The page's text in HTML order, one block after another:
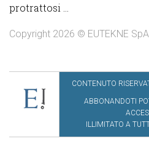
protrattosi ...
Copyright 2026 © EUTEKNE
CONTENUTO
ABBONANDOTI
ILLIMITATO A